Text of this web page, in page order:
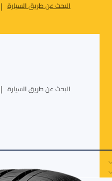
البحث عن طريق السيارة
البحث عن طريق السيارة